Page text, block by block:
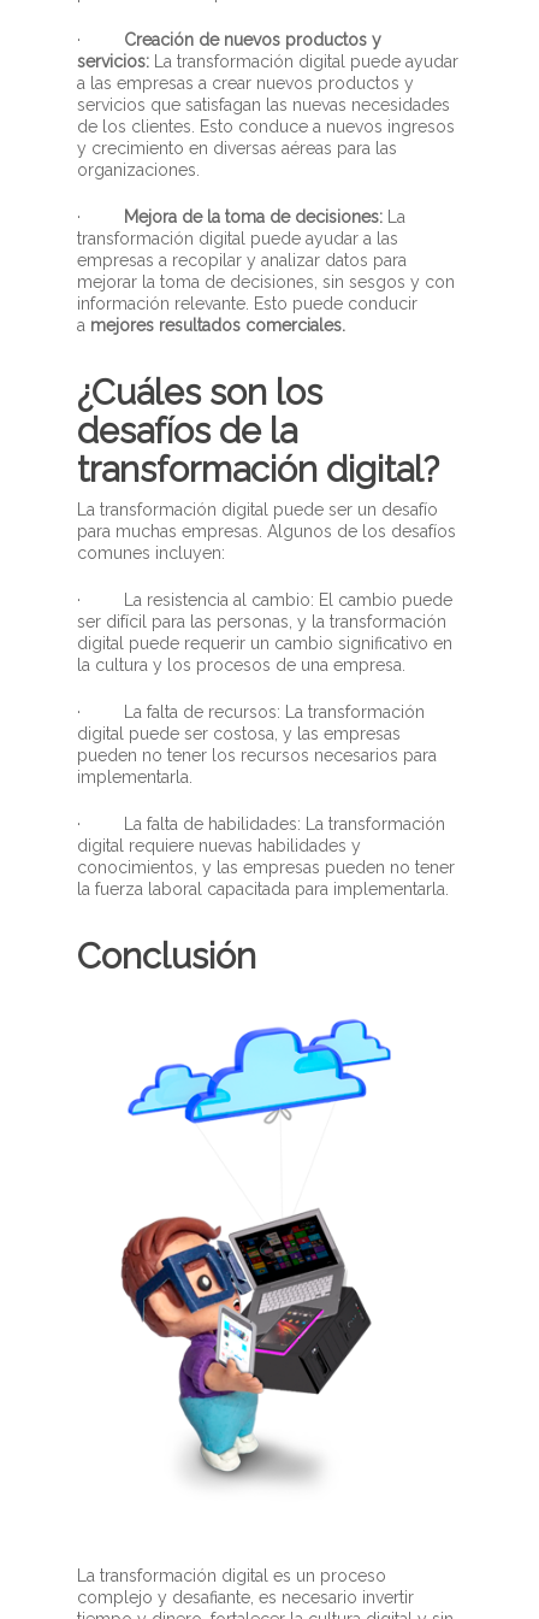
· Creación de nuevos productos y
servicios: La transformación digital puede ayudar
a las empresas a crear nuevos productos y
servicios que satisfagan las nuevas necesidades
de los clientes. Esto conduce a nuevos ingresos
y crecimiento en diversas aéreas para las
organizaciones.
· Mejora de la toma de decisiones:
La
transformación digital puede ayudar a las
empresas a recopilar y analizar datos para
mejorar la toma de decisiones, sin sesgos y con
información relevante. Esto puede conducir
a mejores resultados comerciales.
¿Cuáles son los
desafíos de la
transformación digital?
La transformación digital puede ser un desafío
para muchas empresas. Algunos de los desafíos
comunes incluyen:
· La resistencia al cambio: El cambio puede
ser difícil para las personas, y la transformación
digital puede requerir un cambio significativo en
la cultura y los procesos de una empresa.
· La falta de recursos: La transformación
digital puede ser costosa, y las empresas
pueden no tener los recursos necesarios para
implementarla.
· La falta de habilidades: La transformación
digital requiere nuevas habilidades y
conocimientos, y las empresas pueden no tener
la fuerza laboral capacitada para implementarla.
Conclusión
La transformación digital es un proceso
complejo y desafiante, es necesario invertir